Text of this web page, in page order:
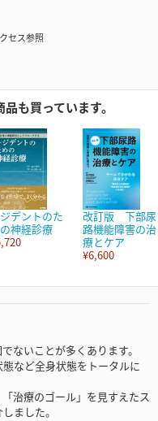
セス参照
も買っています。
デントのた
神経診療
改訂版 下部尿
路機能障害の治
療とケア
¥6,600
ないことが多くあります。
など全身状態をトータルに
治療のゴール」を見すえたス
ました。